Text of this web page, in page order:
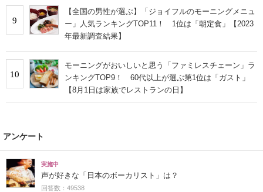
9
【全国の男性が選ぶ】「ジョイフルのモーニングメニュ
ー」人気ランキングTOP11！ 1位は「朝定食」【2023
年最新調査結果】
10
モーニングがおいしいと思う「ファミレスチェーン」ラ
ンキングTOP9！ 60代以上が選ぶ第1位は「ガスト」
【8月1日は家族でレストランの日】
アンケート
実施中
声が好きな「日本のボーカリスト」は？
回答数：49538